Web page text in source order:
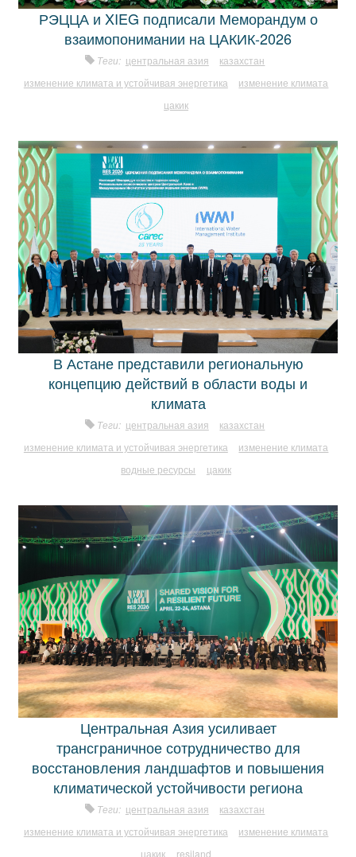
РЭЦЦА и XIEG подписали Меморандум о
взаимопонимании на ЦАКИК-2026
Теги: центральная азия
казахстан
изменение климата и устойчивая энергетика
изменение климата
цакик
В Астане представили региональную
концепцию действий в области воды и
климата
Теги: центральная азия
казахстан
изменение климата и устойчивая энергетика
изменение климата
водные ресурсы
цакик
Центральная Азия усиливает
трансграничное сотрудничество для
восстановления ландшафтов и повышения
климатической устойчивости региона
Теги: центральная азия
казахстан
изменение климата и устойчивая энергетика
изменение климата
цакик
resiland